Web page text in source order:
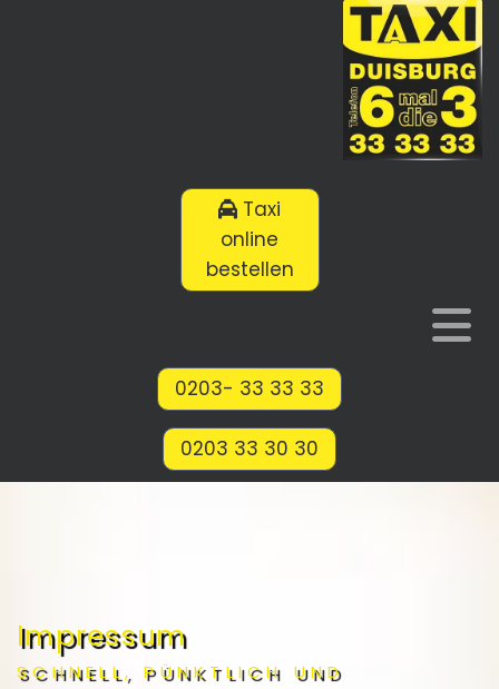
Taxi
online
bestellen
0203- 33 33 33
0203 33 30 30
Impressum
SCHNELL, PÜNKTLICH UND